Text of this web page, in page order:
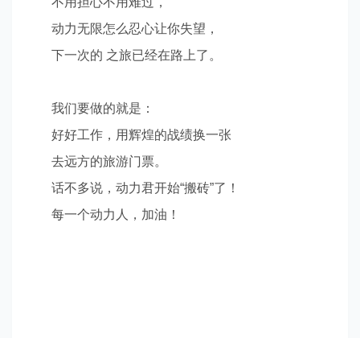
动力无限怎么忍心让你失望，
下一次的 之旅已经在路上了。
我们要做的就是：
好好工作，用辉煌的战绩换一张
去远方的旅游门票。
话不多说，动力君开始“搬砖”了！
每一个动力人，加油！